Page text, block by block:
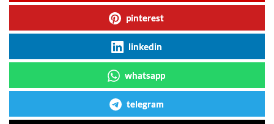
pinterest
linkedin
whatsapp
telegram